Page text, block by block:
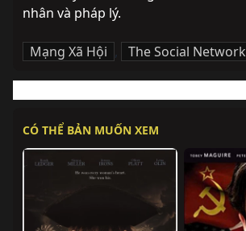
nhân và pháp lý.
Mạng Xã Hội , The Social Network
CÓ THỂ BẢN MUỐN XEM